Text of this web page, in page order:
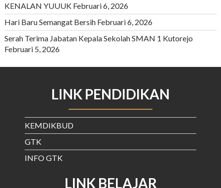
KENALAN YUUUK Februari 6, 2026
Hari Baru Semangat Bersih Februari 6, 2026
Serah Terima Jabatan Kepala Sekolah SMAN 1 Kutorejo
Februari 5, 2026
LINK PENDIDIKAN
KEMDIKBUD
GTK
INFO GTK
LINK BELAJAR